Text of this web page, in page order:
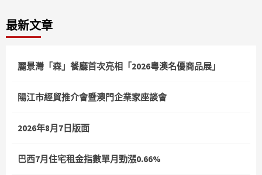
最新文章
麗景灣「森」餐廳首次亮相「2026粵澳名優商品展」
陽江市經貿推介會暨澳門企業家座談會
2026年8月7日版面
巴西7月住宅租金指數單月勁漲0.66%